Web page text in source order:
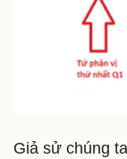
Giả sử chúng